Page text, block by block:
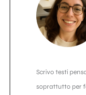
Scrivo testi
soprattutto per